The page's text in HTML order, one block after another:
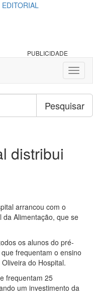
EDITORIAL
PUBLICIDADE
Pesquisar
distribui
arrancou com o
da Alimentação, que se
os alunos do pré-
frequentam o ensino
do Hospital.
frequentam 25
um investimento da